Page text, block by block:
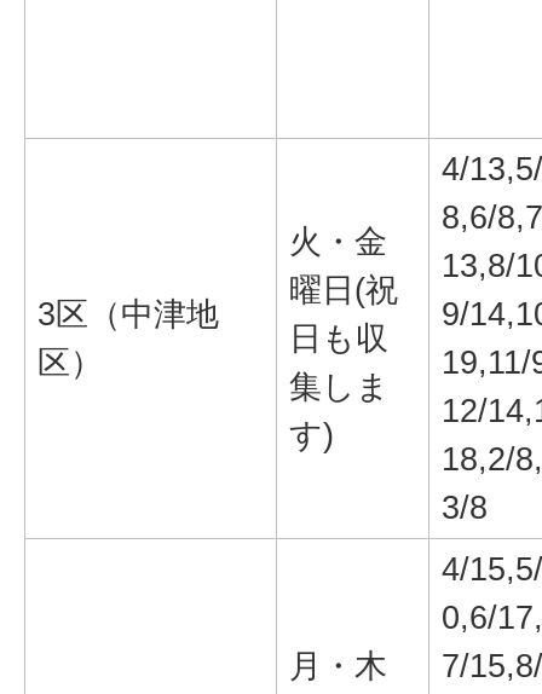
3区（中津地
区）
火・金
曜日(祝
日も収
集しま
す)
4/
8,6/
13,8/
9/
19,11/
12/
18,2/8,
3/8
月・木
4/
0,6/17,
7/